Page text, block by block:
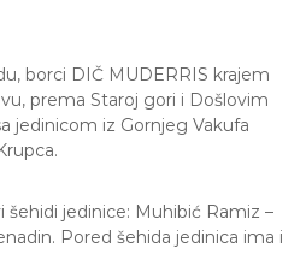
borci DIČ MUDERRIS krajem
prema Staroj gori i Došlovim
jedinicom iz Gornjeg Vakufa
šehidi jedinice: Muhibić Ramiz –
Pored šehida jedinica ima i